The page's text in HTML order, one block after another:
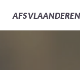
AFSVLAANDEREN
Medische